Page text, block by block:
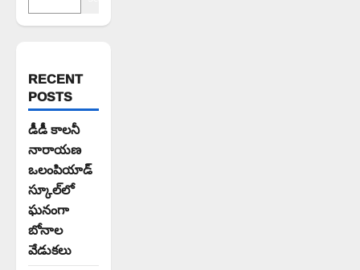
RECENT
POSTS
డీడీ కాలనీ
నారాయణ
ఒలంపియాడ్
స్కూల్‌లో
ఘనంగా
బోనాల
వేడుకలు